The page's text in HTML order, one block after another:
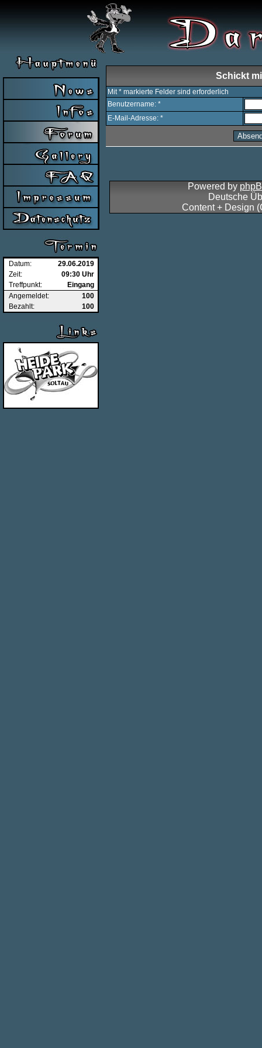
Datum:
29.06.2019
Zeit:
09:30 Uhr
Treffpunkt:
Eingang
Angemeldet:
100
Bezahlt:
100
Schickt
Mit * markierte Felder sind erforderlich
Benutzername: *
E-Mail-Adresse: *
Powered by
Deutsche
Content + Design